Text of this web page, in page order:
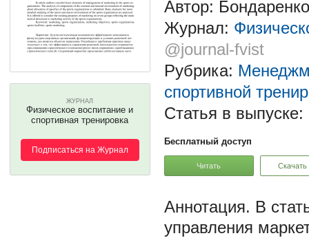
ЖУРНАЛ
Физическое воспитание и
спортивная тренировка
Подписаться на Журнал
Автор:
Журнал:
@journal-fvist
Рубрика:
спортивной
Статья в выпуске:
Бесплатный доступ
Читать Скачать
В
управления